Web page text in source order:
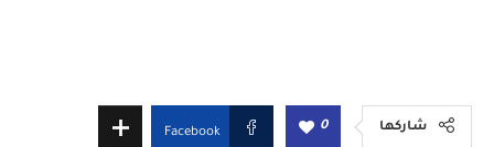
شاركها 0
Facebook